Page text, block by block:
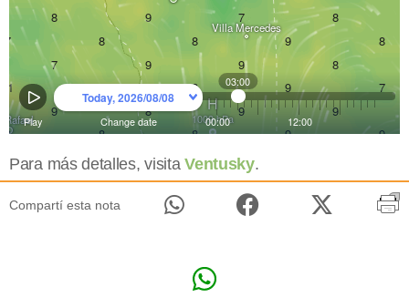
Para más detalles, visitaVentusky.
Compartí esta nota